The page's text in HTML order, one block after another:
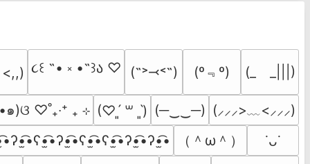
૮꒰ ˶• ༝ •˶꒱ა ♡ (˶˃⤙˂˶) (º﹃º) (_　_|||)
๑)ଓ ♡˚₊‧⁺ ₊ ⊹ (♡ˊ͈ ꒳ ˋ͈) (─‿‿─) (⸝⸝⸝>﹏<⸝⸝⸝)
（＾ω＾）
˙ᴗ˙